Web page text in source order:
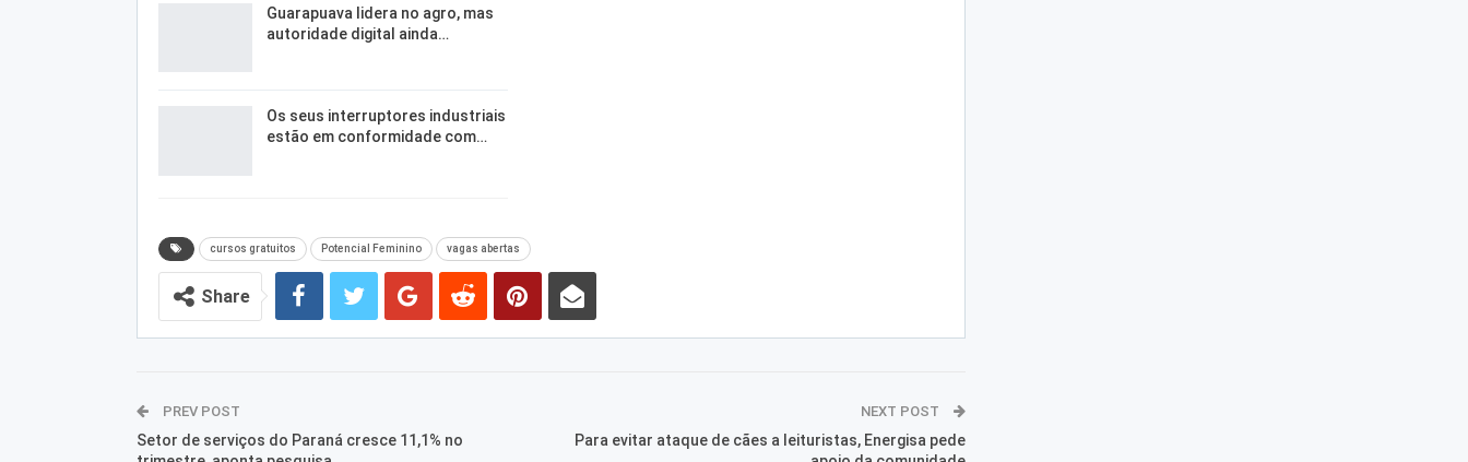
Guarapuava lidera no agro, mas
autoridade digital ainda…
Os seus interruptores industriais
estão em conformidade com…
cursos gratuitos Potencial Feminino vagas abertas
Share
PREV POST
Setor de serviços do Paraná cresce 11,1% no
NEXT POST
Para evitar ataque de cães a leituristas, Energisa pede